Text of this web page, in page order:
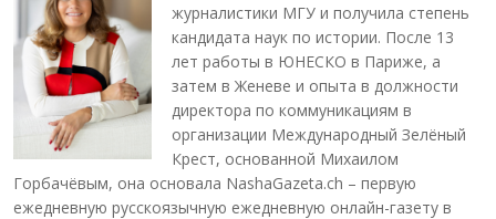
журналистики МГУ и получила степень
кандидата наук по истории. После 13
лет работы в ЮНЕСКО в Париже, а
затем в Женеве и опыта в должности
директора по коммуникациям в
организации Международный Зелёный
Крест, основанной Михаилом
Горбачёвым, она основала NashaGazeta.ch – первую
ежедневную русскоязычную ежедневную онлайн-газету в